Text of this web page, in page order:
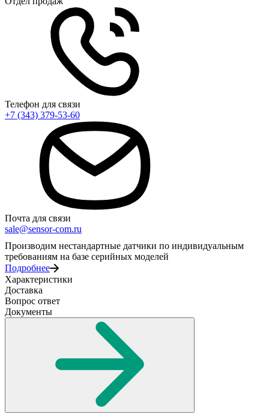
Телефон для связи
+7 (343) 379-53-60
Почта для связи
sale@sensor-com.ru
Производим нестандартные датчики по индивидуальным
требованиям на базе серийных моделей
Подробнее
Характеристики
Доставка
Вопрос ответ
Документы